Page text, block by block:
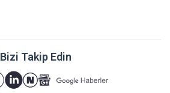
Bizi Takip Edin